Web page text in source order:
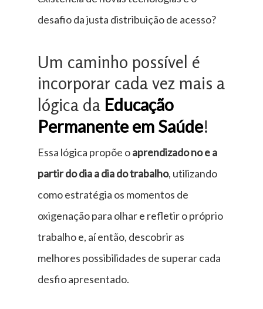
desafio da justa distribuição de acesso?
Um caminho possível é
incorporar cada vez mais a
lógica da Educação
Permanente em Saúde!
Essa lógica propõe oaprendizado no e a
partir do dia a dia do trabalho, utilizando
como estratégia os momentos de
oxigenação para olhar e refletir o próprio
trabalho e, aí então, descobrir as
melhores possibilidades de superar cada
desfio apresentado.